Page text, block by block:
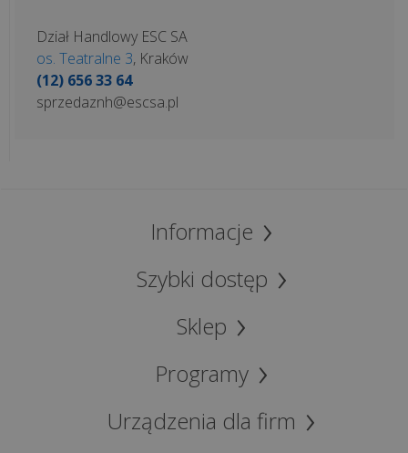
Dział Handlowy ESC SA
os. Teatralne 3, Kraków
(12) 656 33 64
sprzedaznh@escsa.pl
Informacje
Szybki dostęp
Sklep
Programy
Urządzenia dla firm